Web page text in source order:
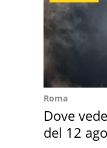
Roma
Dove
del 12